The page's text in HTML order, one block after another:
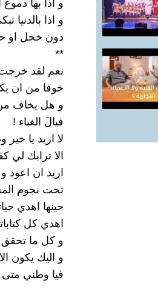
و اذا بها دموع
و اذا بالدنيا
دون خجل او
**
نعم لقد
خوفا من ان
و هل يخاف من
فيالَ الغباء !
لا اريد يا
الا ترابك لي
اريد ان
تحت نجوم
حينها اهدي
اهدي كل
و كل ما تحقق
و اليك يكون
فيا وطني متى